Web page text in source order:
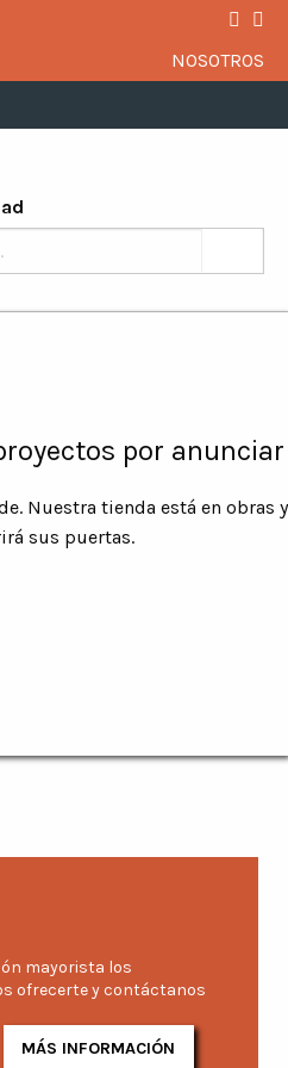
NOSOTROS
por anunciar
Nuestra tienda está en obras y
sus puertas.
mayorista los
ofrecerte y contáctanos
MÁS INFORMACIÓN